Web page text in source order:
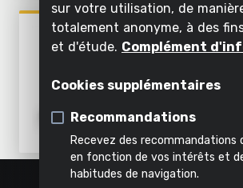
Meuler
Nettoyer à
bricolage
Travailler
l'herbe et
le sol
Émietter
Tous les
outils de
jardinage
Éclairer
Décoller
inclus
dans
cette
jardinage
Tous
Enregistrer
Chantourner
Scie à chantourner
Scie à ruban
POWX195
SCIE À
sur votre utilisation, de
totalement anonyme, à des
et d'étude. Complément
Cookies supplémentaires
Recommandations
Recevez des recommandations
en fonction de vos intérêts et
habitudes de navigation.